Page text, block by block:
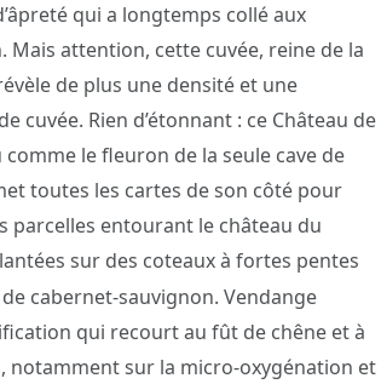
qui a longtemps collé aux
Mais attention, cette cuvée, reine de la
de plus une densité et une
cuvée. Rien d’étonnant : ce Château de
le fleuron de la seule cave de
toutes les cartes de son côté pour
parcelles entourant le château du
sur des coteaux à fortes pentes
cabernet-sauvignon. Vendange
qui recourt au fût de chêne et à
notamment sur la micro-oxygénation et